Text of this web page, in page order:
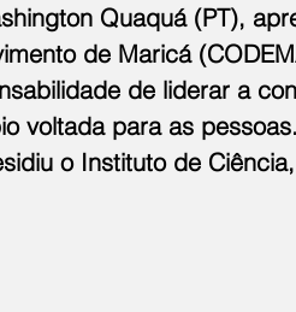
Quaquá (PT),
de Maricá
de liderar a
voltada para as
o Instituto de